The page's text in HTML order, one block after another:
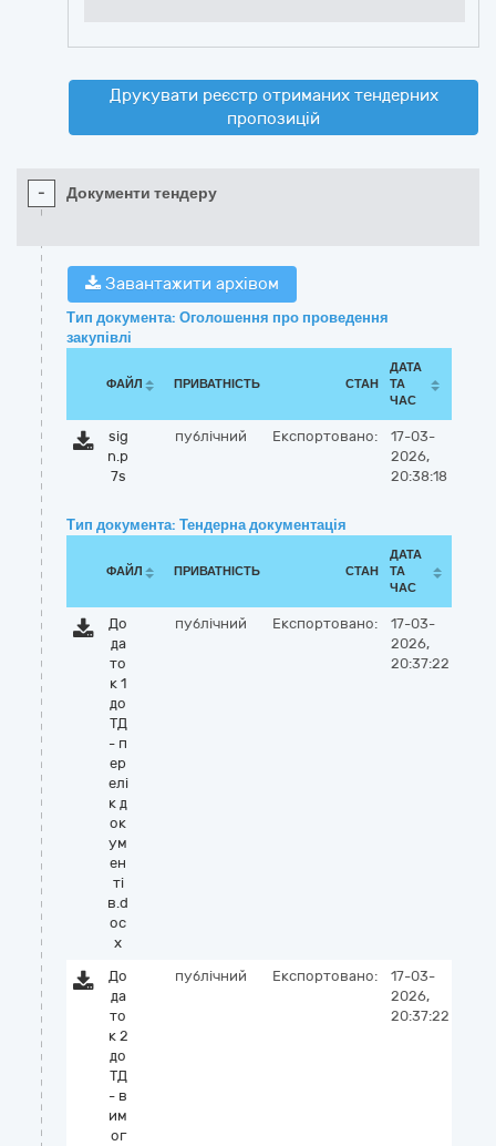
Друкувати реєстр отриманих тендерних
пропозицій
- Документи тендеру
Завантажити архівом
Тип документа: Оголошення про проведення
закупівлі
ФАЙЛ ПРИВАТНІСТЬ СТАН
ДАТА
ТА
ЧАС
sig
n.p
7s
публічний Експортовано:
17-03-
2026,
20:38:18
Тип документа: Тендерна документація
ФАЙЛ ПРИВАТНІСТЬ СТАН
ДАТА
ТА
ЧАС
До
да
то
к 1
до
ТД
- п
ер
елі
к д
ок
ум
ен
ті
в.d
oc
x
публічний Експортовано:
17-03-
2026,
20:37:22
До
да
то
к 2
до
ТД
- в
им
ог
публічний Експортовано:
17-03-
2026,
20:37:22